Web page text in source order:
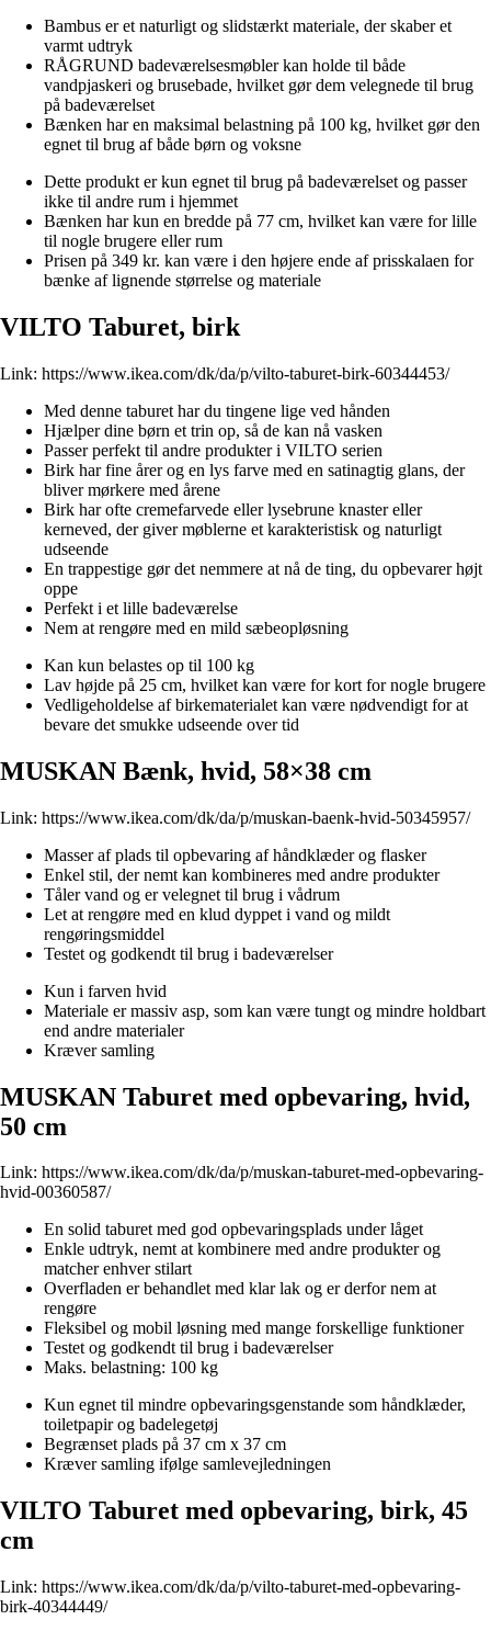
Bambus er et naturligt og slidstærkt materiale, der skaber et
varmt udtryk
RÅGRUND badeværelsesmøbler kan holde til både
vandpjaskeri og brusebade, hvilket gør dem velegnede til brug
på badeværelset
Bænken har en maksimal belastning på 100 kg, hvilket gør den
egnet til brug af både børn og voksne
Dette produkt er kun egnet til brug på badeværelset og passer
ikke til andre rum i hjemmet
Bænken har kun en bredde på 77 cm, hvilket kan være for lille
til nogle brugere eller rum
Prisen på 349 kr. kan være i den højere ende af prisskalaen for
bænke af lignende størrelse og materiale
VILTO Taburet, birk
Link: https://www.ikea.com/dk/da/p/vilto-taburet-birk-60344453/
Med denne taburet har du tingene lige ved hånden
Hjælper dine børn et trin op, så de kan nå vasken
Passer perfekt til andre produkter i VILTO serien
Birk har fine årer og en lys farve med en satinagtig glans, der
bliver mørkere med årene
Birk har ofte cremefarvede eller lysebrune knaster eller
kerneved, der giver møblerne et karakteristisk og naturligt
udseende
En trappestige gør det nemmere at nå de ting, du opbevarer højt
oppe
Perfekt i et lille badeværelse
Nem at rengøre med en mild sæbeopløsning
Kan kun belastes op til 100 kg
Lav højde på 25 cm, hvilket kan være for kort for nogle brugere
Vedligeholdelse af birkematerialet kan være nødvendigt for at
bevare det smukke udseende over tid
MUSKAN Bænk, hvid, 58×38 cm
Link: https://www.ikea.com/dk/da/p/muskan-baenk-hvid-50345957/
Masser af plads til opbevaring af håndklæder og flasker
Enkel stil, der nemt kan kombineres med andre produkter
Tåler vand og er velegnet til brug i vådrum
Let at rengøre med en klud dyppet i vand og mildt
rengøringsmiddel
Testet og godkendt til brug i badeværelser
Kun i farven hvid
Materiale er massiv asp, som kan være tungt og mindre holdbart
end andre materialer
Kræver samling
MUSKAN Taburet med opbevaring, hvid,
50 cm
Link: https://www.ikea.com/dk/da/p/muskan-taburet-med-opbevaring-
hvid-00360587/
En solid taburet med god opbevaringsplads under låget
Enkle udtryk, nemt at kombinere med andre produkter og
matcher enhver stilart
Overfladen er behandlet med klar lak og er derfor nem at
rengøre
Fleksibel og mobil løsning med mange forskellige funktioner
Testet og godkendt til brug i badeværelser
Maks. belastning: 100 kg
Kun egnet til mindre opbevaringsgenstande som håndklæder,
toiletpapir og badelegetøj
Begrænset plads på 37 cm x 37 cm
Kræver samling ifølge samlevejledningen
VILTO Taburet med opbevaring, birk, 45
cm
Link: https://www.ikea.com/dk/da/p/vilto-taburet-med-opbevaring-
birk-40344449/